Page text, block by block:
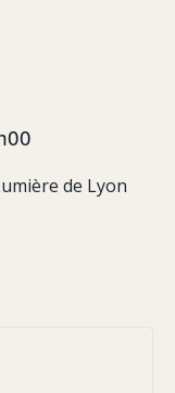
de Lyon